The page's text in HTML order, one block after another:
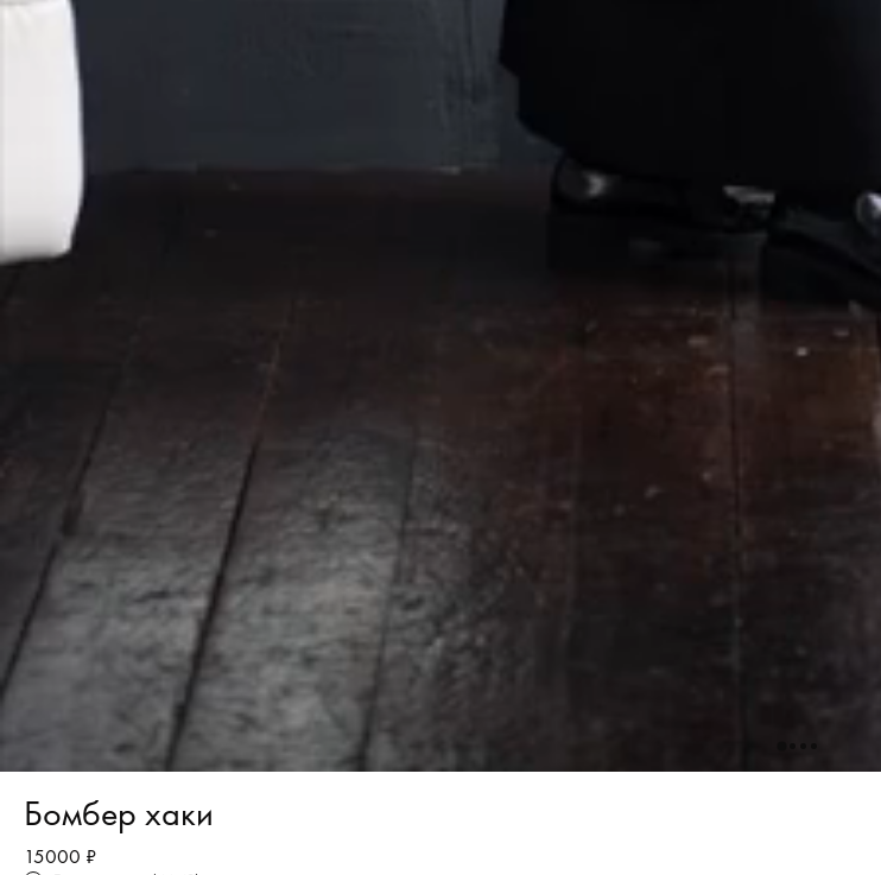
Бомбер хаки
15000 ₽